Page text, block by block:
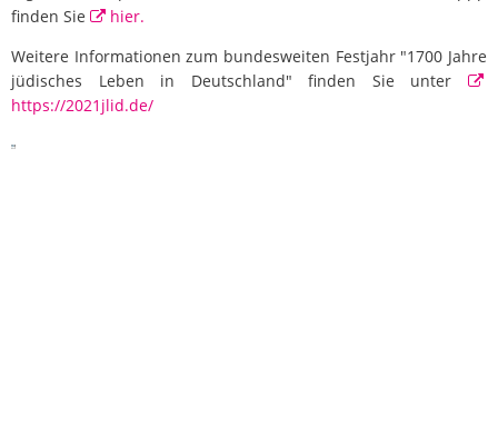
finden Sie
hier.
Weitere Informationen zum bundesweiten Festjahr "1700 Jahre
jüdisches Leben in Deutschland" finden Sie unter
https://2021jlid.de/